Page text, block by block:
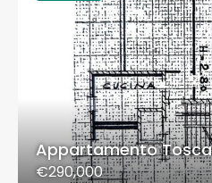
Appartamento
€290,000